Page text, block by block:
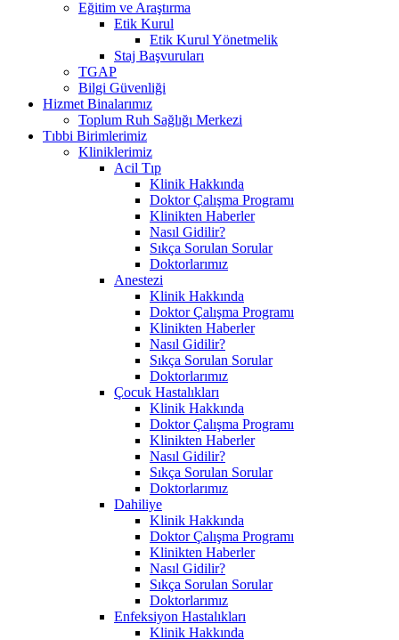
Eğitim ve Araştırma
Etik Kurul
Etik Kurul Yönetmelik
Staj Başvuruları
TGAP
Bilgi Güvenliği
Hizmet Binalarımız
Toplum Ruh Sağlığı Merkezi
Tıbbi Birimlerimiz
Kliniklerimiz
Acil Tıp
Klinik Hakkında
Doktor Çalışma Programı
Klinikten Haberler
Nasıl Gidilir?
Sıkça Sorulan Sorular
Doktorlarımız
Anestezi
Klinik Hakkında
Doktor Çalışma Programı
Klinikten Haberler
Nasıl Gidilir?
Sıkça Sorulan Sorular
Doktorlarımız
Çocuk Hastalıkları
Klinik Hakkında
Doktor Çalışma Programı
Klinikten Haberler
Nasıl Gidilir?
Sıkça Sorulan Sorular
Doktorlarımız
Dahiliye
Klinik Hakkında
Doktor Çalışma Programı
Klinikten Haberler
Nasıl Gidilir?
Sıkça Sorulan Sorular
Doktorlarımız
Enfeksiyon Hastalıkları
Klinik Hakkında